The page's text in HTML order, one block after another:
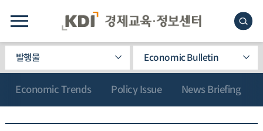
발행물 Economic Bulletin
Economic Trends Policy Issue News Briefing